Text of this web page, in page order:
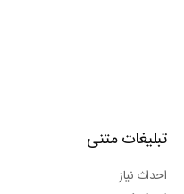
تبلیغات متنی
احداث نیاز